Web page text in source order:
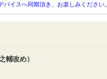
バイスへ同期頂き、お楽しみください。
輔改め）